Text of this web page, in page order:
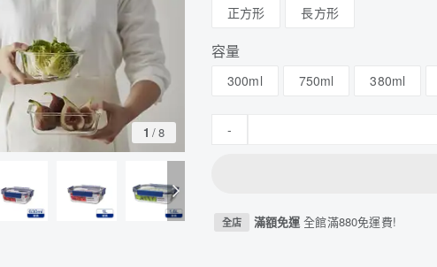
1 /8
正方形 長方形
容量
300ml 750ml 380ml
-
全店 滿額免運全館滿880免運費!